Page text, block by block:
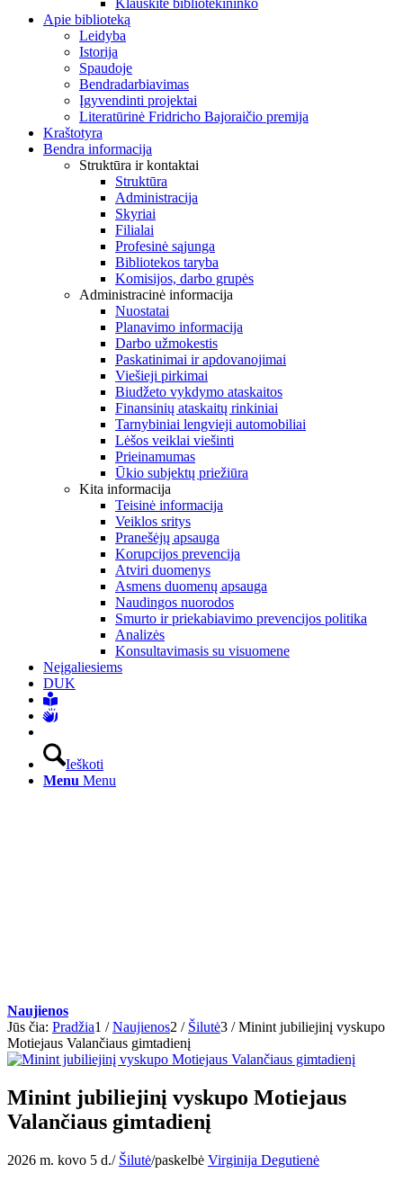
Klauskite bibliotekininko
Apie biblioteką
Leidyba
Istorija
Spaudoje
Bendradarbiavimas
Įgyvendinti projektai
Literatūrinė Fridricho Bajoraičio premija
Kraštotyra
Bendra informacija
Struktūra ir kontaktai
Struktūra
Administracija
Skyriai
Filialai
Profesinė sąjunga
Bibliotekos taryba
Komisijos, darbo grupės
Administracinė informacija
Nuostatai
Planavimo informacija
Darbo užmokestis
Paskatinimai ir apdovanojimai
Viešieji pirkimai
Biudžeto vykdymo ataskaitos
Finansinių ataskaitų rinkiniai
Tarnybiniai lengvieji automobiliai
Lėšos veiklai viešinti
Prieinamumas
Ūkio subjektų priežiūra
Kita informacija
Teisinė informacija
Veiklos sritys
Pranešėjų apsauga
Korupcijos prevencija
Atviri duomenys
Asmens duomenų apsauga
Naudingos nuorodos
Smurto ir priekabiavimo prevencijos politika
Analizės
Konsultavimasis su visuomene
Neįgaliesiems
DUK
Ieškoti
Menu Menu
Naujienos
Jūs čia: Pradžia1 / Naujienos2 / Šilutė3 / Minint jubiliejinį vyskupo
Motiejaus Valančiaus gimtadienį
Minint jubiliejinį vyskupo Motiejaus
Valančiaus gimtadienį
2026 m. kovo 5 d./ Šilutė/paskelbė Virginija Degutienė